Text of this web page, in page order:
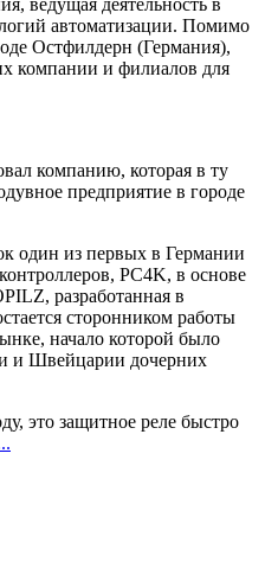
автоматизации. Помимо
Остфилдерн (Германия),
компании и филиалов для
компанию, которая в ту
предприятие в городе
один из первых в Германии
PC4K, в основе
разработанная в
сторонником работы
начало которой было
и Швейцарии дочерних
это защитное реле быстро